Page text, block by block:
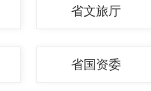
省文旅厅
省国资委